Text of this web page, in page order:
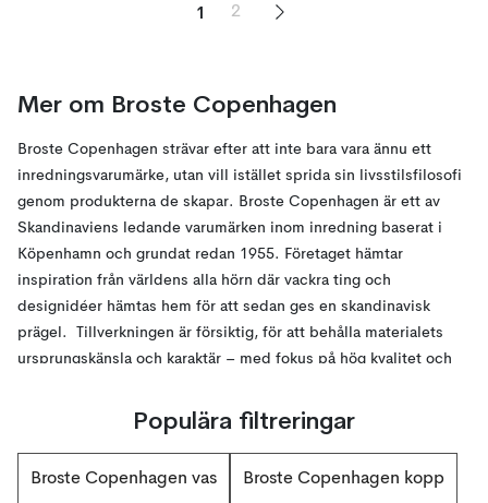
1 2
Mer om Broste Copenhagen
Broste Copenhagen strävar efter att inte bara vara ännu ett
inredningsvarumärke, utan vill istället sprida sin livsstilsfilosofi
genom produkterna de skapar. Broste Copenhagen är ett av
Skandinaviens ledande varumärken inom inredning baserat i
Köpenhamn och grundat redan 1955. Företaget hämtar
inspiration från världens alla hörn där vackra ting och
designidéer hämtas hem för att sedan ges en skandinavisk
prägel. Tillverkningen är försiktig, för att behålla materialets
ursprungskänsla och karaktär – med fokus på hög kvalitet och
Copenhagen skapar årligen två kollektioner innehållandes allt
från ljus och ljushållare till serveringsartiklar, textilier och
balansen mellan det klassiskt nordiska och moderna trender,
Populära filtreringar
Broste Copenhagen vas Broste Copenhagen kopp